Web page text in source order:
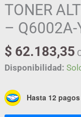
TONER
– Q6002A-
$ 62.183,35
Disponibilidad:
Hasta 12